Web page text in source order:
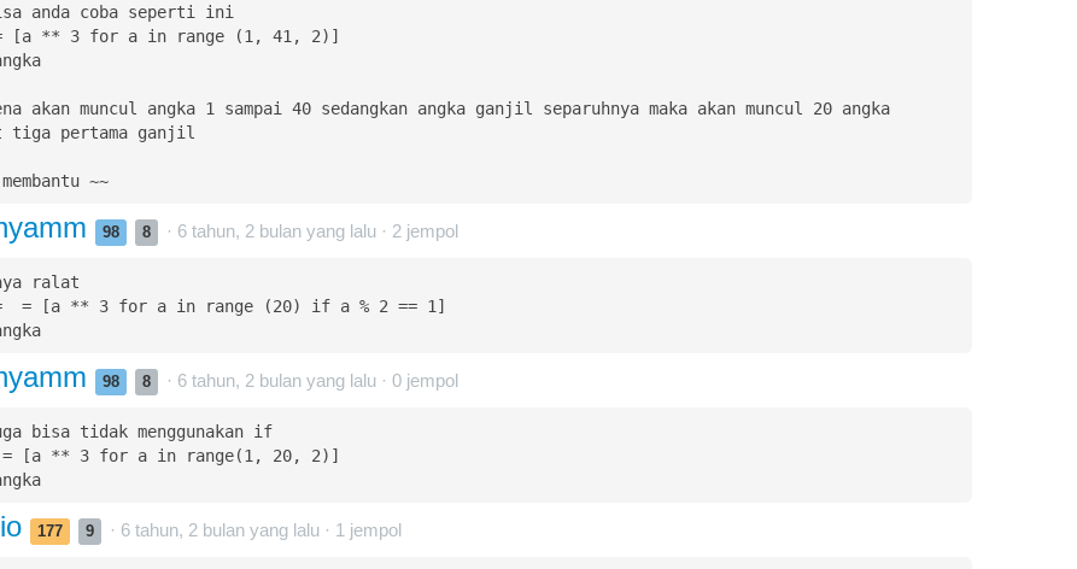
anda coba seperti ini
= [a ** 3 for a in range (1, 41, 2)]
akan muncul angka 1 sampai 40 sedangkan angka ganjil separuhnya maka akan muncul 20 angka
tiga pertama ganjil
semoga membantu ~~
98 8 · 6 tahun, 2 bulan yang lalu · 2 jempol
ralat
=  = [a ** 3 for a in range (20) if a % 2 == 1]
98 8 · 6 tahun, 2 bulan yang lalu · 0 jempol
bisa tidak menggunakan if
= [a ** 3 for a in range(1, 20, 2)]
177 9 · 6 tahun, 2 bulan yang lalu · 1 jempol